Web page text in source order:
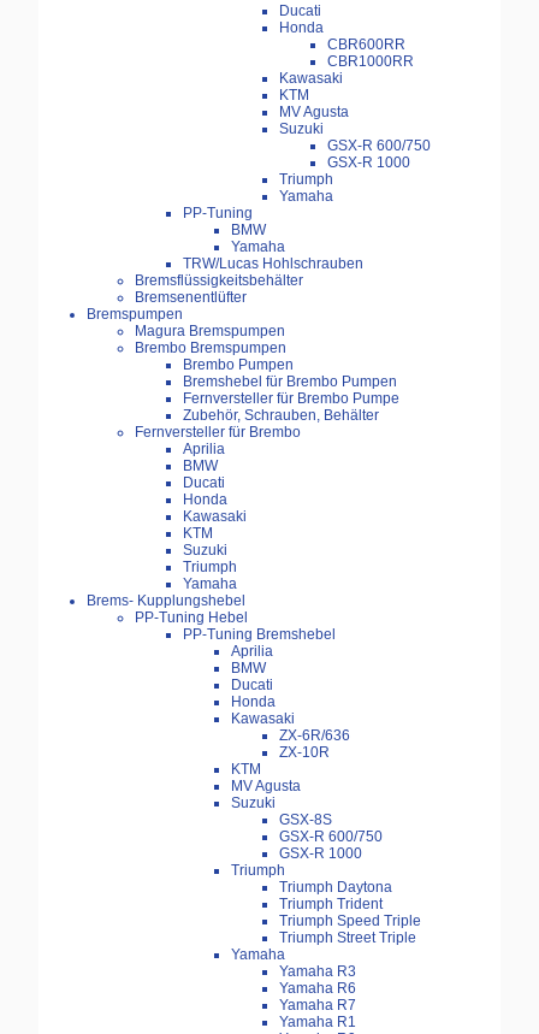
Ducati
Honda
CBR600RR
CBR1000RR
Kawasaki
KTM
MV Agusta
Suzuki
GSX-R 600/750
GSX-R 1000
Triumph
Yamaha
PP-Tuning
BMW
Yamaha
TRW/Lucas Hohlschrauben
Bremsflüssigkeitsbehälter
Bremsenentlüfter
Bremspumpen
Magura Bremspumpen
Brembo Bremspumpen
Brembo Pumpen
Bremshebel für Brembo Pumpen
Fernversteller für Brembo Pumpe
Zubehör, Schrauben, Behälter
Fernversteller für Brembo
Aprilia
BMW
Ducati
Honda
Kawasaki
KTM
Suzuki
Triumph
Yamaha
Brems- Kupplungshebel
PP-Tuning Hebel
PP-Tuning Bremshebel
Aprilia
BMW
Ducati
Honda
Kawasaki
ZX-6R/636
ZX-10R
KTM
MV Agusta
Suzuki
GSX-8S
GSX-R 600/750
GSX-R 1000
Triumph
Triumph Daytona
Triumph Trident
Triumph Speed Triple
Triumph Street Triple
Yamaha
Yamaha R3
Yamaha R6
Yamaha R7
Yamaha R1